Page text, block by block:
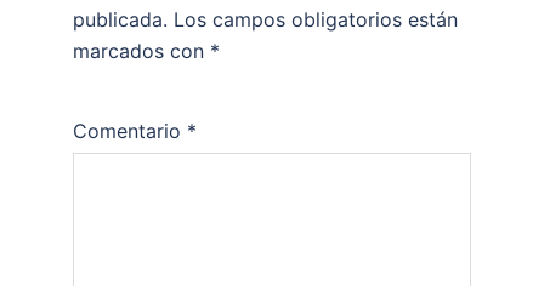
publicada. Los campos obligatorios están
marcados con *
Comentario *